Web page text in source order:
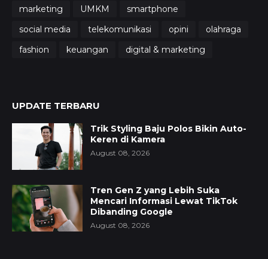
marketing
UMKM
smartphone
social media
telekomunikasi opini
olahraga
fashion
keuangan digital & marketing
UPDATE TERBARU
Trik Styling Baju Polos Bikin Auto-
Keren di Kamera
August 08, 2026
Tren Gen Z yang Lebih Suka
Mencari Informasi Lewat TikTok
Dibanding Google
August 08, 2026